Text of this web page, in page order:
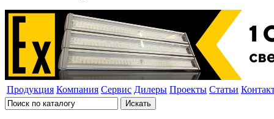
Продукция Компания Сервис Дилеры Проекты Статьи